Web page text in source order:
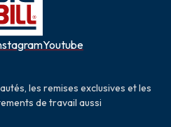
Youtube
les remises exclusives et les
de travail aussi